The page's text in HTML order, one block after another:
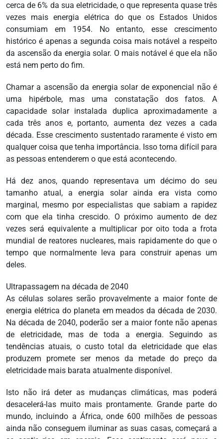
cerca de 6% da sua eletricidade, o que representa quase três
vezes mais energia elétrica do que os Estados Unidos
consumiam em 1954. No entanto, esse crescimento
histórico é apenas a segunda coisa mais notável a respeito
da ascensão da energia solar. O mais notável é que ela não
está nem perto do fim.
Chamar a ascensão da energia solar de exponencial não é
uma hipérbole, mas uma constatação dos fatos. A
capacidade solar instalada duplica aproximadamente a
cada três anos e, portanto, aumenta dez vezes a cada
década. Esse crescimento sustentado raramente é visto em
qualquer coisa que tenha importância. Isso torna difícil para
as pessoas entenderem o que está acontecendo.
Há dez anos, quando representava um décimo do seu
tamanho atual, a energia solar ainda era vista como
marginal, mesmo por especialistas que sabiam a rapidez
com que ela tinha crescido. O próximo aumento de dez
vezes será equivalente a multiplicar por oito toda a frota
mundial de reatores nucleares, mais rapidamente do que o
tempo que normalmente leva para construir apenas um
deles.
Ultrapassagem na década de 2040
As células solares serão provavelmente a maior fonte de
energia elétrica do planeta em meados da década de 2030.
Na década de 2040, poderão ser a maior fonte não apenas
de eletricidade, mas de toda a energia. Seguindo as
tendências atuais, o custo total da eletricidade que elas
produzem promete ser menos da metade do preço da
eletricidade mais barata atualmente disponível.
Isto não irá deter as mudanças climáticas, mas poderá
desacelerá-las muito mais prontamente. Grande parte do
mundo, incluindo a África, onde 600 milhões de pessoas
ainda não conseguem iluminar as suas casas, começará a